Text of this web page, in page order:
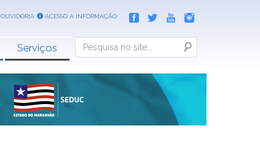
OUVIDORIA ACESSO A INFORMAÇÃO
Serviços Search